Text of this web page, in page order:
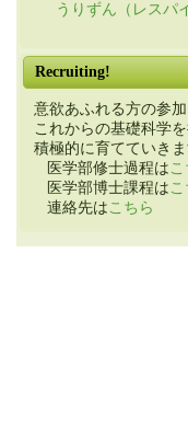
うりずん（レスパ
Recruiting!
意欲あふれる方の参加
これからの基礎科学
積極的に育てていきま
医学部修士過程は こ
医学部博士課程は こ
連絡先は こちら